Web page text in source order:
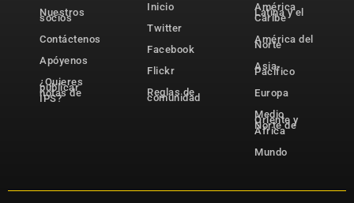
Nuestros
socios
Contáctenos
Apóyenos
¿Quieres
publicar
notas de
IPS?
Inicio
Twitter
Facebook
Flickr
Reglas de
comunidad
América
Latina y el
Caribe
América del
Norte
Asia-
Pacífico
Europa
Medio
Oriente y
Norte de
África
Mundo